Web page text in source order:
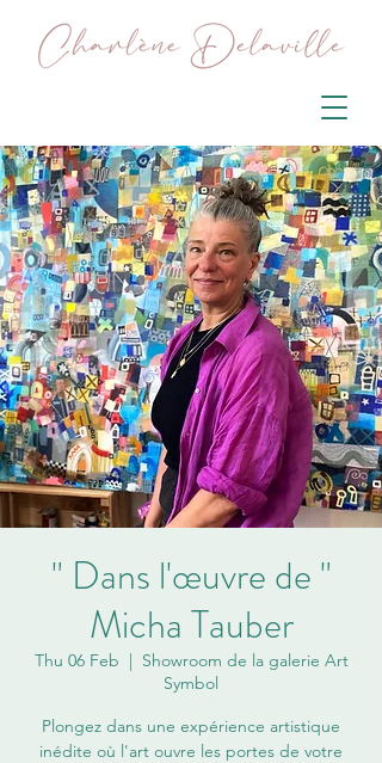
" Dans l'œuvre de "
Micha Tauber
Thu 06 Feb
  |
Showroom de la galerie Art
Symbol
Plongez dans une expérience artistique
inédite où l'art ouvre les portes de votre